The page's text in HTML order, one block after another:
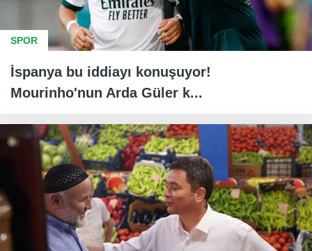
SPOR
İspanya bu iddiayı konuşuyor!
Mourinho'nun Arda Güler k...